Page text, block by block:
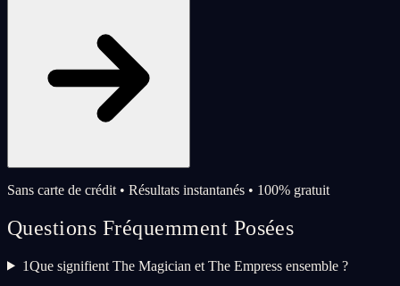
Sans carte de crédit • Résultats instantanés • 100% gratuit
Questions Fréquemment Posées
1Que signifient The Magician et The Empress ensemble ?